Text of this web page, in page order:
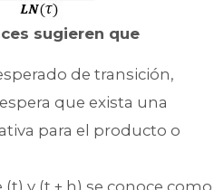
sugieren que
de transición,
que exista una
para el producto o